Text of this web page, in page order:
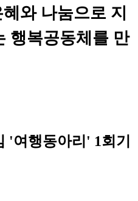
혜와 나눔으로 지
행복공동체를 만
'여행동아리' 1회기